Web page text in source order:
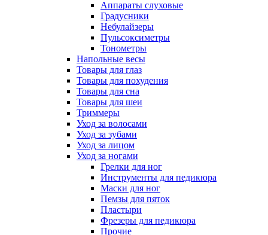
Аппараты слуховые
Градусники
Небулайзеры
Пульсоксиметры
Тонометры
Напольные весы
Товары для глаз
Товары для похудения
Товары для сна
Товары для шеи
Триммеры
Уход за волосами
Уход за зубами
Уход за лицом
Уход за ногами
Грелки для ног
Инструменты для педикюра
Маски для ног
Пемзы для пяток
Пластыри
Фрезеры для педикюра
Прочие